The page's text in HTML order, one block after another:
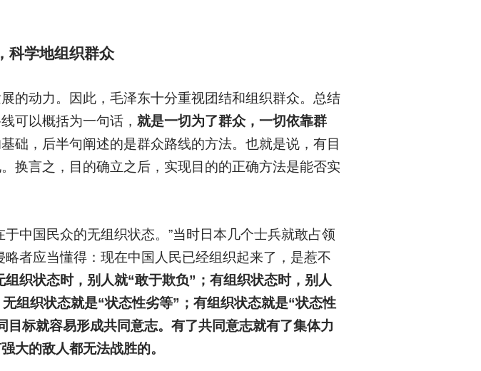
科学地组织群众
的动力。因此，毛泽东十分重视团结和组织群众。总结
可以概括为一句话， 就是一切为了群众，一切依靠群
础，后半句阐述的是群众路线的方法。也就是说，有目
换言之，目的确立之后，实现目的的正确方法是能否实
中国民众的无组织状态。”当时日本几个士兵就敢占领
者应当懂得：现在中国人民已经组织起来了，是惹不
织状态时，别人就“敢于欺负”；有组织状态时，别人
组织状态就是“状态性劣等”；有组织状态就是“状态性
标就容易形成共同意志。有了共同意志就有了集体力
大的敌人都无法战胜的。